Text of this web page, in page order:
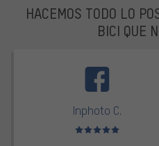
HACEMOS TODO LO
BICI QUE
Inphoto C.
Valoración media: 5 de 5